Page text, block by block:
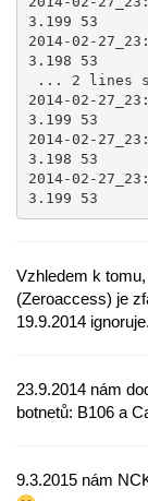
3.199 53
2014-02-
3.198 53
2014-02-
3.199 53
2014-02-
3.198 53
2014-02-
3.199 53
Vzhledem k
(Zeroaccess) je
19.9.2014 ignoruje.
23.9.2014 nám
botnetů: B106 a
9.3.2015 nám